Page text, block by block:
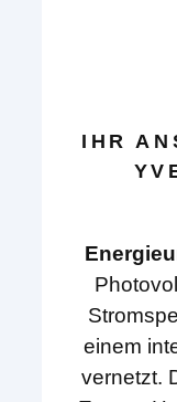
IHR
einem
vernetzt.